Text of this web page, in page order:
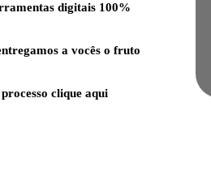
digitais 100%
a vocês o fruto
clique aqui